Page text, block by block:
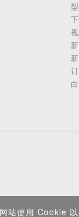
站使用 Cookie